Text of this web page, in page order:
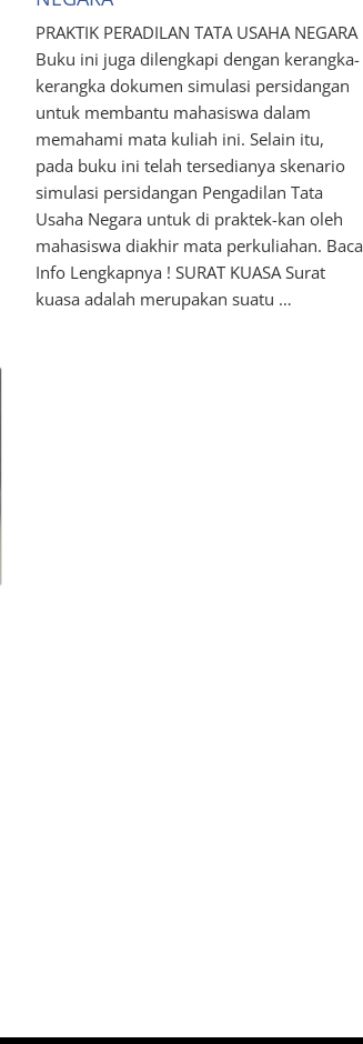
PRAKTIK PERADILAN TATA USAHA NEGARA
Buku ini juga dilengkapi dengan kerangka-
kerangka dokumen simulasi persidangan
untuk membantu mahasiswa dalam
memahami mata kuliah ini. Selain itu,
pada buku ini telah tersedianya skenario
simulasi persidangan Pengadilan Tata
Usaha Negara untuk di praktek-kan oleh
mahasiswa diakhir mata perkuliahan. Baca
Info Lengkapnya ! SURAT KUASA Surat
kuasa adalah merupakan suatu …